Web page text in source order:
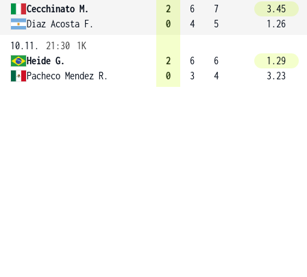
Cecchinato M.
Diaz Acosta F.
2
0
6
4
7
5
3.45
1.26
10.11.
21:30
1K
Heide G.
Pacheco Mendez R.
2
0
6
3
6
4
1.29
3.23